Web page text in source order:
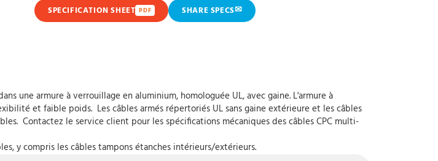
SPECIFICATION SHEET PDF SHARE SPECS✉
une armure à verrouillage en aluminium, homologuée UL, avec gaine. L'armure à
et faible poids. Les câbles armés répertoriés UL sans gaine extérieure et les câbles
Contactez le service client pour les spécifications mécaniques des câbles CPC multi-
y compris les câbles tampons étanches intérieurs/extérieurs.